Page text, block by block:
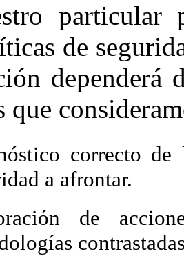
de
que
correcto de
a afrontar.
de